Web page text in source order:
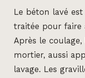
Le béton lavé
traitée pour faire
Après le
mortier, aussi
lavage. Les